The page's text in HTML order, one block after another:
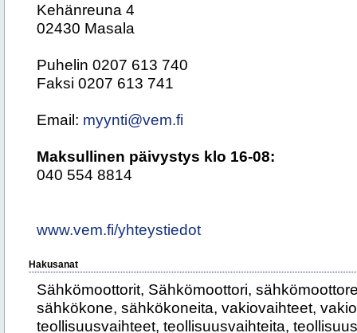
Kehänreuna 4
02430 Masala
Puhelin 0207 613 740
Faksi 0207 613 741
Email: myynti@vem.fi
Maksullinen päivystys klo 16-08:
040 554 8814
www.vem.fi/yhteystiedot
Hakusanat
Sähkömoottorit, Sähkömoottori,
sähkökone, sähkökoneita, vakiovaihteet,
teollisuusvaihteet, teollisuusvaihteita,